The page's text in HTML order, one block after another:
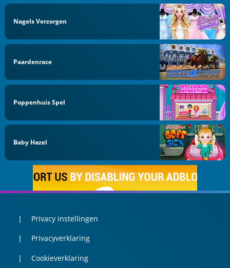
Nagels Verzorgen
Paardenrace
Poppenhuis Spel
Baby Hazel
Privacy instellingen
Privacyverklaring
Cookieverklaring